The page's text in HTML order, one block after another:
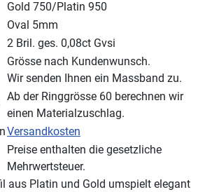
Gold 750/Platin 950
Oval 5mm
2 Bril. ges. 0,08ct Gvsi
Grösse nach Kundenwunsch.
Wir senden Ihnen ein Massband zu.
Ab der Ringgrösse 60 berechnen wir
einen Materialzuschlag.
Versandkosten
Preise enthalten die gesetzliche
Mehrwertsteuer.
aus Platin und Gold umspielt elegant